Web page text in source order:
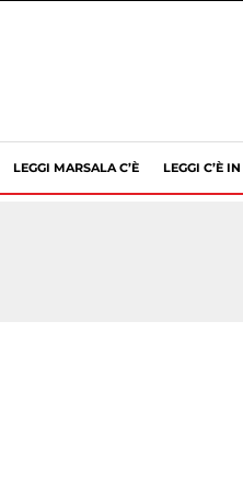
LEGGI MARSALA C’È LEGGI C’È